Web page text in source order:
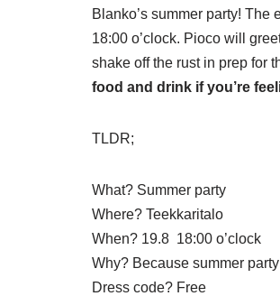
Blanko’s summer party!
18:00 o’clock. Pioco will
shake off the rust in prep for
food and drink if you’re
TLDR;
What? Summer party
Where? Teekkaritalo
When? 19.8 18:00 o’clock
Why? Because summer
Dress code? Free